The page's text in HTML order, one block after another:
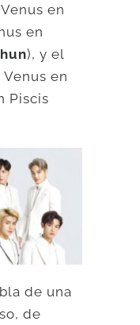
en
en
), y el
en
Piscis
de una
de